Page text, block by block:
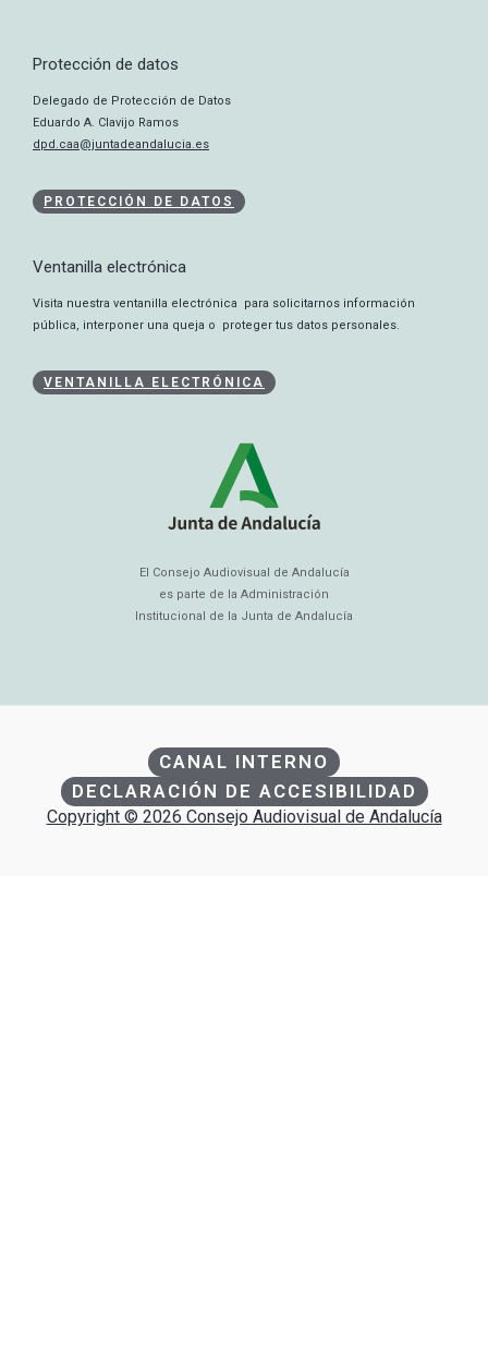
Protección de datos
Delegado de Protección de Datos
Eduardo A. Clavijo Ramos
dpd.caa@juntadeandalucia.es
PROTECCIÓN DE DATOS
Ventanilla electrónica
Visita nuestra ventanilla electrónica para solicitarnos información
pública, interponer una queja o proteger tus datos personales.
VENTANILLA ELECTRÓNICA
El Consejo Audiovisual de Andalucía
es parte de la Administración
Institucional de la Junta de Andalucía
CANAL INTERNO
DECLARACIÓN DE ACCESIBILIDAD
Copyright © 2026 Consejo Audiovisual de Andalucía